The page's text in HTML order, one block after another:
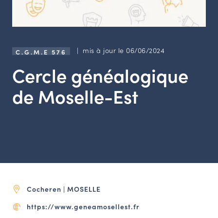
LES ACTIONS PHARES
CONTACT
Agenda
Annuaire
Ressources
OUTILS EN LIGNE
Espace acteurs
C.G.M.E 576 | mis à jour le 06/06/2024
Cercle généalogique
de Moselle-Est
Cocheren | MOSELLE
https://www.geneamosellest.fr